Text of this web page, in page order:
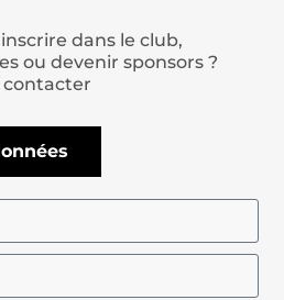
dans le club,
ou devenir sponsors ?
contacter